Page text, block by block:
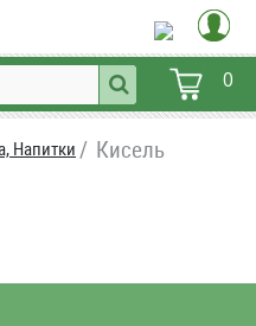
0
Напитки Кисель